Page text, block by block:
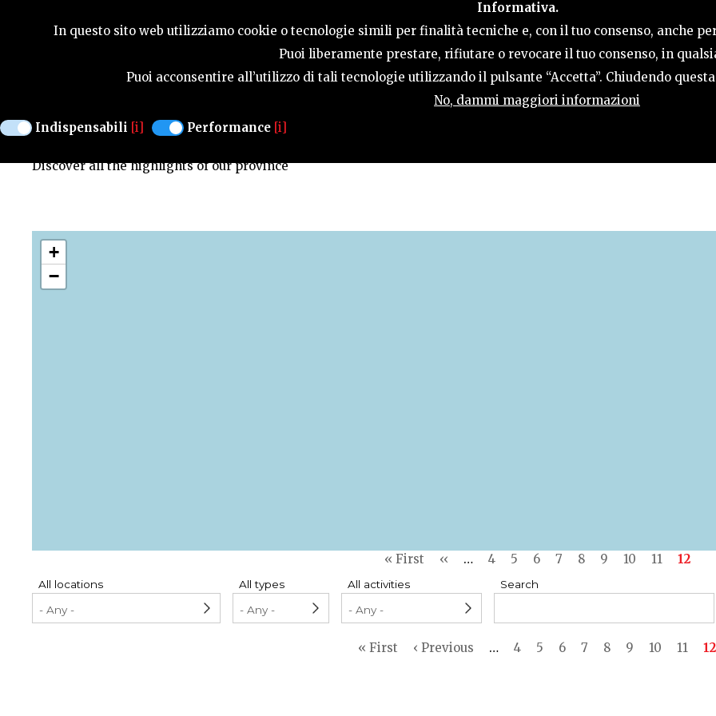
Informativa.
In questo sito web utilizziamo cookie o tecnologie simili per finalità tecniche e, con il tuo consenso, anche
Puoi liberamente prestare, rifiutare o revocare il tuo consenso, in
Puoi acconsentire all’utilizzo di tali tecnologie utilizzando il pulsante “Accetta”. Chiudendo
No, dammi maggiori informazioni
Indispensabili [i] Performance [i]
SEASONS ACTIVITIES HOSPITALITY TERRITORY
MAP OF HIGHLIGHTS
Discover all the highlights of our province
+
−
First
« First
Previous
‹‹ … Page
4 Page
5 Page
6 Page
7 Page
8 Page
9 Page
10 Page
11 12
All locations All types All activities Search
First
« First
Previous
‹ Previous … Page
4 Page
5 Page
6 Page
7 Page
8 Page
9 Page
10 Page
11 12